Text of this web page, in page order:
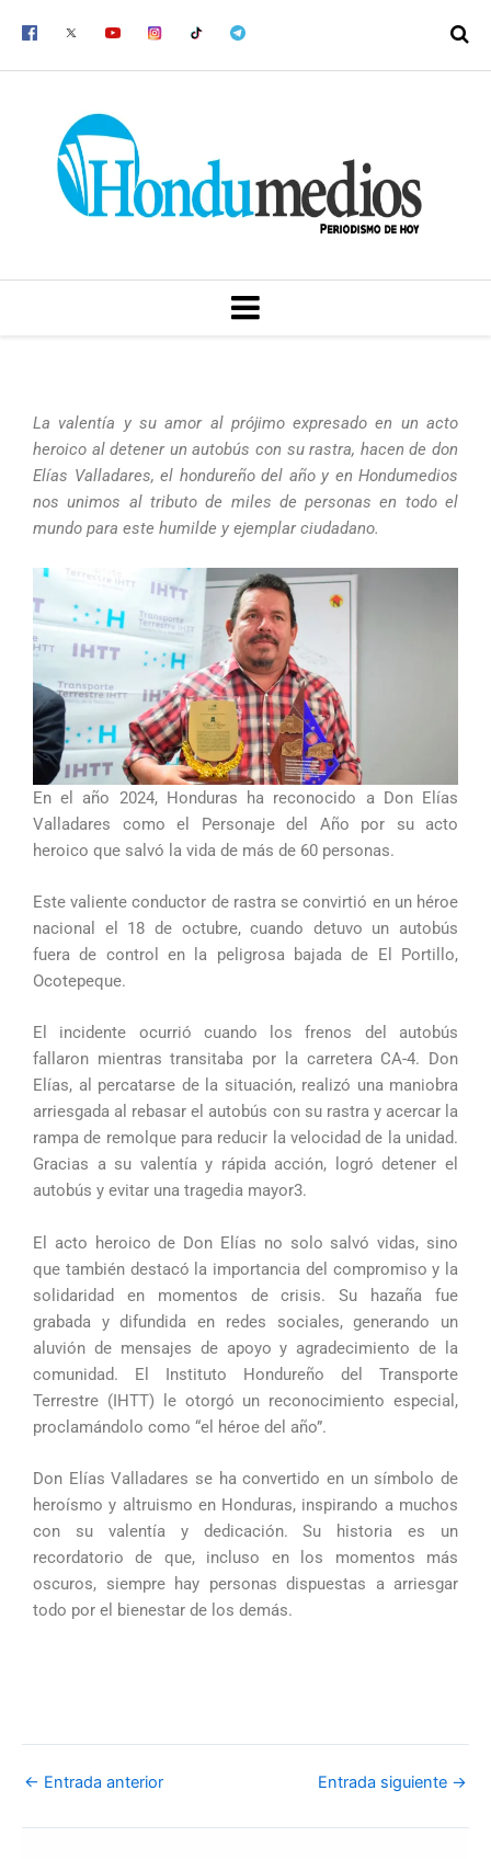
MENU
La valentía y su amor al prójimo expresado en un acto
heroico al detener un autobús con su rastra, hacen de don
Elías Valladares, el hondureño del año y en Hondumedios
nos unimos al tributo de miles de personas en todo el
mundo para este humilde y ejemplar ciudadano.
En el año 2024, Honduras ha reconocido a Don Elías
Valladares como el Personaje del Año por su acto
heroico que salvó la vida de más de 60 personas.
Este valiente conductor de rastra se convirtió en un héroe
nacional el 18 de octubre, cuando detuvo un autobús
fuera de control en la peligrosa bajada de El Portillo,
Ocotepeque.
El incidente ocurrió cuando los frenos del autobús
fallaron mientras transitaba por la carretera CA-4. Don
Elías, al percatarse de la situación, realizó una maniobra
arriesgada al rebasar el autobús con su rastra y acercar la
rampa de remolque para reducir la velocidad de la unidad.
Gracias a su valentía y rápida acción, logró detener el
autobús y evitar una tragedia mayor3.
El acto heroico de Don Elías no solo salvó vidas, sino
que también destacó la importancia del compromiso y la
solidaridad en momentos de crisis. Su hazaña fue
grabada y difundida en redes sociales, generando un
aluvión de mensajes de apoyo y agradecimiento de la
comunidad. El Instituto Hondureño del Transporte
Terrestre (IHTT) le otorgó un reconocimiento especial,
proclamándolo como “el héroe del año”.
Don Elías Valladares se ha convertido en un símbolo de
heroísmo y altruismo en Honduras, inspirando a muchos
con su valentía y dedicación. Su historia es un
recordatorio de que, incluso en los momentos más
oscuros, siempre hay personas dispuestas a arriesgar
todo por el bienestar de los demás.
← Entrada anterior Entrada siguiente →